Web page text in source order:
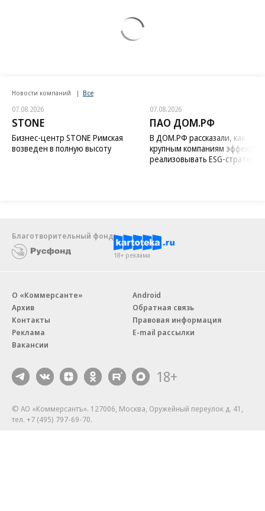
Новости компаний Все
07.08.2026
STONE
Бизнес-центр STONE Римская
возведен в полную высоту
07.08.2026
ПАО ДОМ.РФ
В ДОМ.РФ рассказали, как
крупным компаниям
реализовывать ESG-стратегию
Благотворительный фонд
18+ реклама
О «Коммерсанте»
Архив
Контакты
Реклама
Вакансии
Android
Обратная связь
Правовая информация
E-mail рассылки
18+
© АО «Коммерсантъ». 127006, Москва, Оружейный переулок д. 41,
тел. +7 (495) 797-69-70.